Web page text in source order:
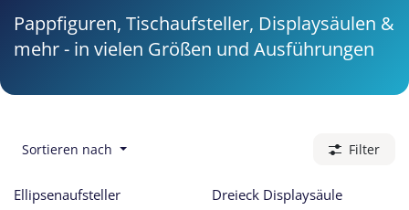
Pappfiguren, Tischaufsteller, Displaysäulen &
mehr - in vielen Größen und Ausführungen
Sortieren nach Filter
Ellipsenaufsteller Dreieck Displaysäule